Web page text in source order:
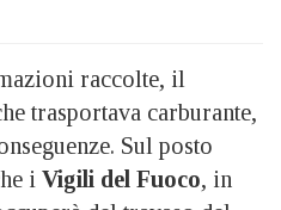
raccolte, il
trasportava carburante,
Sul posto
i Vigili del Fuoco, in